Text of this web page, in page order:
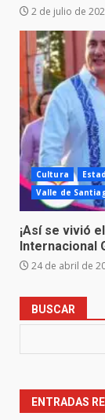
2 de julio de
Cultura
Valle de
¡Así se vivió
Internacional
24 de abril de
BUSCAR
ENTRADAS